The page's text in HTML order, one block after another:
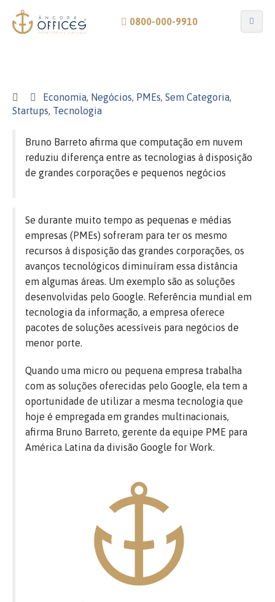
0800-000-9910
Economia, Negócios, PMEs, Sem Categoria,
Startups, Tecnologia
Bruno Barreto afirma que computação em nuvem
reduziu diferença entre as tecnologias à disposição
de grandes corporações e pequenos negócios
Se durante muito tempo as pequenas e médias
empresas (PMEs) sofreram para ter os mesmo
recursos à disposição das grandes corporações, os
avanços tecnológicos diminuíram essa distância
em algumas áreas. Um exemplo são as soluções
desenvolvidas pelo Google. Referência mundial em
tecnologia da informação, a empresa oferece
pacotes de soluções acessíveis para negócios de
menor porte.
Quando uma micro ou pequena empresa trabalha
com as soluções oferecidas pelo Google, ela tem a
oportunidade de utilizar a mesma tecnologia que
hoje é empregada em grandes multinacionais,
afirma Bruno Barreto, gerente da equipe PME para
América Latina da divisão Google for Work.